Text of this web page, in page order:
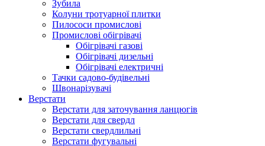
Зубила
Колуни тротуарної плитки
Пилососи промислові
Промислові обігрівачі
Обігрівачі газові
Обігрівачі дизельні
Обігрівачі електричні
Тачки садово-будівельні
Швонарізувачі
Верстати
Верстати для заточування ланцюгів
Верстати для свердл
Верстати свердлильні
Верстати фугувальні